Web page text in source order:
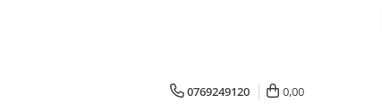
0769249120 0,00